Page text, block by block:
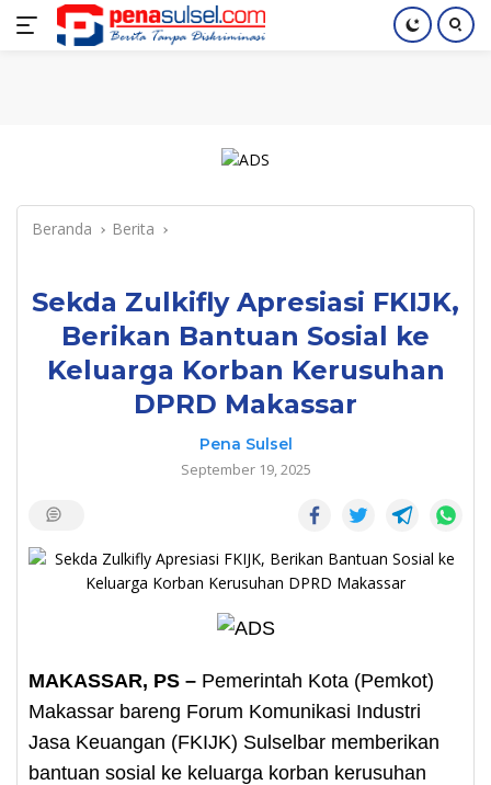
Langsung
Home Nasional Pendidikan Index
Beranda Berita
Sekda Zulkifly Apresiasi FKIJK,
Berikan Bantuan Sosial ke
Keluarga Korban Kerusuhan
DPRD Makassar
Pena Sulsel
September 19, 2025
MAKASSAR, PS – Pemerintah Kota (Pemkot)
Makassar bareng Forum Komunikasi Industri
Jasa Keuangan (FKIJK) Sulselbar memberikan
bantuan sosial ke keluarga korban kerusuhan